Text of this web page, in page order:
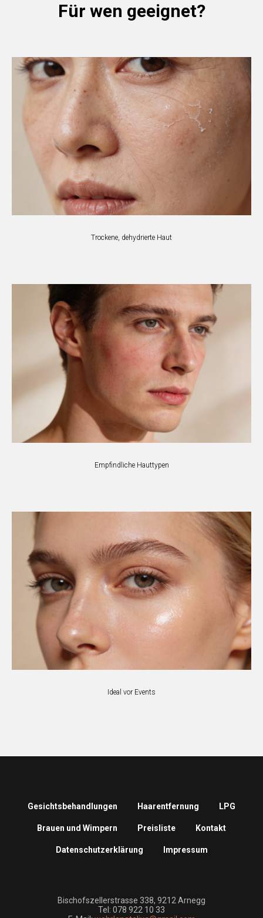
Für wen geeignet?
Trockene, dehydrierte Haut
Empfindliche Hauttypen
Ideal vor Events
Gesichtsbehandlungen Haarentfernung LPG
Brauen und Wimpern Preisliste Kontakt
Datenschutzerklärung Impressum
Bischofszellerstrasse 338, 9212 Arnegg
Tel: 078 922 10 33